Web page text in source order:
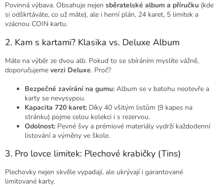
Povinná výbava. Obsahuje nejen sběratelské album a příručku (kde
si odškrtáváte, co už máte), ale i herní plán, 24 karet, 5 limitek a
vzácnou COIN kartu.
2. Kam s kartami? Klasika vs. Deluxe Album
Máte na výběr ze dvou alb. Pokud to se sbíráním myslíte vážně,
doporučujeme verzi Deluxe. Proč?
Bezpečné zavírání na gumu: Album se v batohu neotevře a
karty se nevysypou.
Kapacita 720 karet: Díky 40 všitým listům (9 kapes na
stránku) pojme celou kolekci i s rezervou.
Odolnost: Pevné švy a prémiové materiály vydrží každodenní
listování a výměny ve škole.
3. Pro lovce limitek: Plechové krabičky (Tins)
Plechovky nejen skvěle vypadají, ale ukrývají i garantované
limitované karty.